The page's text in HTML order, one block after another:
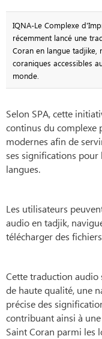
IQNA-Le Complexe
récemment lancé une
Coran en langue tadjike,
coraniques accessibles
monde.
Selon SPA, cette
continus du complexe
modernes afin de
ses significations
langues.
Les utilisateurs
audio en tadjik,
télécharger des
Cette traduction audio
de haute qualité, une
précise des
contribuant ainsi à
Saint Coran parmi les